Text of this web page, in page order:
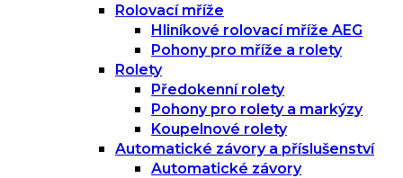
Rolovací mříže
Hliníkové rolovací mříže AEG
Pohony pro mříže a rolety
Rolety
Předokenní rolety
Pohony pro rolety a markýzy
Koupelnové rolety
Automatické závory a příslušenství
Automatické závory